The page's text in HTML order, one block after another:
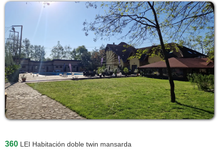
360 LEI Habitación doble twin mansarda
login